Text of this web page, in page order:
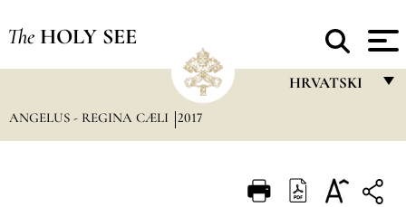
The HOLY SEE
HRVATSKI
ITALIANO
ANGELUS - REGINA CÆLI 2017